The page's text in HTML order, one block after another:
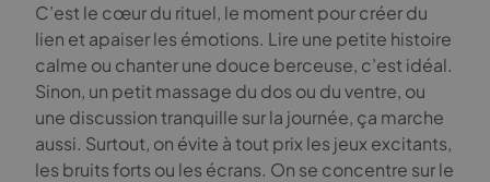
C’est le cœur du rituel, le moment pour créer du
lien et apaiser les émotions. Lire une petite histoire
calme ou chanter une douce berceuse, c’est idéal.
Sinon, un petit massage du dos ou du ventre, ou
une discussion tranquille sur la journée, ça marche
aussi. Surtout, on évite à tout prix les jeux excitants,
les bruits forts ou les écrans. On se concentre sur le